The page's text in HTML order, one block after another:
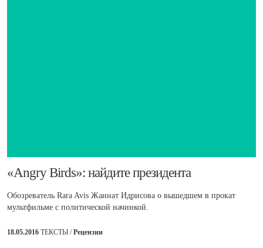
​«Angry Birds»: найдите президента
Обозреватель Rara Avis Жаннат Идрисова о вышедшем в прокат
мультфильме с политической начинкой.
18.05.2016 ТЕКСТЫ /Рецензии